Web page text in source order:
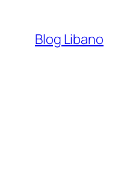
Blog Libano